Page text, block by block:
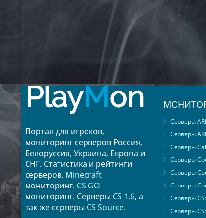
PlayMon
Портал для игроков,
мониторинг серверов Россия,
Белоруссия, Украина, Европа и
СНГ. Статистика и рейтинги
серверов. Minecraft
мониторинг. CS GO
мониторинг. Серверы CS 1.6, а
так же серверы CS Source.
Серверы
Серверы
Серверы
Серверы
Серверы
Серверы
Серверы
Серверы